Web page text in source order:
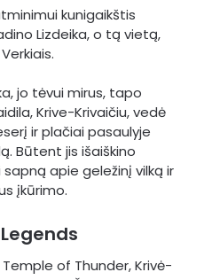
kunigaikštis
Lizdeika, o tą vietą,
jo tėvui mirus, tapo
Krive-Krivaičiu, vedė
ir plačiai pasaulyje
Būtent jis išaiškino
apie geležinį vilką ir
įkūrimo.
of Thunder, Krivė-